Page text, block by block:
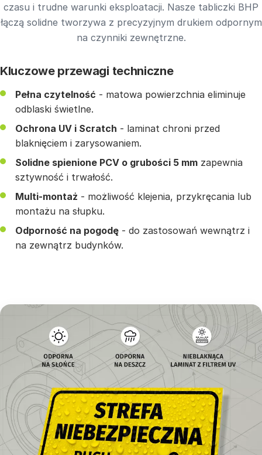
czasu i trudne warunki eksploatacji. Nasze tabliczki BHP
łączą solidne tworzywa z precyzyjnym drukiem odpornym
na czynniki zewnętrzne.
Kluczowe przewagi techniczne
Pełna czytelność - matowa powierzchnia eliminuje
odblaski świetlne.
Ochrona UV i Scratch - laminat chroni przed
blaknięciem i zarysowaniem.
Solidne spienione PCV o grubości 5 mm zapewnia
sztywność i trwałość.
Multi-montaż - możliwość klejenia, przykręcania lub
montażu na słupku.
Odporność na pogodę - do zastosowań wewnątrz i
na zewnątrz budynków.